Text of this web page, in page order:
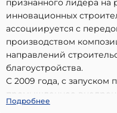
признанного лидера на
инновационных
ассоциируется с
производством
направлений
благоустройства.
С 2009 года, с запуском
промышленное
основанной на
Подробнее